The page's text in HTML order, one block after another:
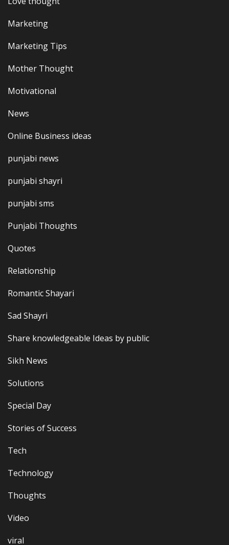
Marketing
Marketing Tips
Mother Thought
Motivational
News
Online Business ideas
punjabi news
punjabi shayri
punjabi sms
Punjabi Thoughts
Quotes
Relationship
Romantic Shayari
Sad Shayri
Share knowledgeable Ideas by public
Sikh News
Solutions
Special Day
Stories of Success
Tech
Technology
Thoughts
Video
viral